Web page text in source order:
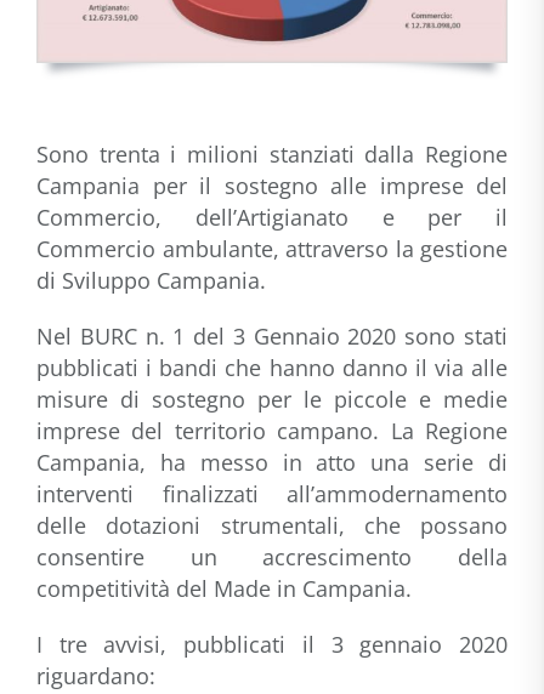
Sono trenta i milioni stanziati dalla Regione
Campania per il sostegno alle imprese del
Commercio, dell’Artigianato e per il
Commercio ambulante, attraverso la gestione
di Sviluppo Campania.
Nel BURC n. 1 del 3 Gennaio 2020 sono stati
pubblicati i bandi che hanno danno il via alle
misure di sostegno per le piccole e medie
imprese del territorio campano. La Regione
Campania, ha messo in atto una serie di
interventi finalizzati all’ammodernamento
delle dotazioni strumentali, che possano
consentire un accrescimento della
competitività del Made in Campania.
I tre avvisi, pubblicati il 3 gennaio 2020
riguardano: